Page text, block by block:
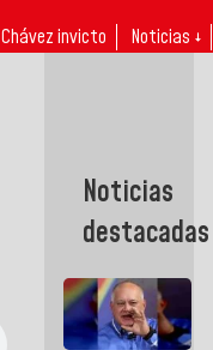
Chávez invicto Noticias ↓
Noticias
destacadas